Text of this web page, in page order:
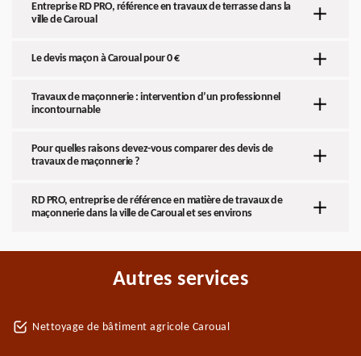
Entreprise RD PRO, référence en travaux de terrasse dans la
ville de Caroual
Le devis maçon à Caroual pour 0 €
Travaux de maçonnerie : intervention d’un professionnel
incontournable
Pour quelles raisons devez-vous comparer des devis de
travaux de maçonnerie ?
RD PRO, entreprise de référence en matière de travaux de
maçonnerie dans la ville de Caroual et ses environs
Autres services
Nettoyage de bâtiment agricole Caroual